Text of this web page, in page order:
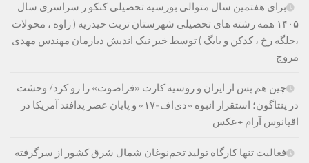
برای هفتمین سال متوالی بورسیه تحصیلی کنکو ر سراسری سال
۱۴۰۵ همه رشته های تحصیلی شهرستان تربت حیدریه ( زاوه ، محولات
،جلگه رخ ، کدکن و بایگ ) توسط خیر نیک اندیش دیارمان مهندس مهدی
مروج
چین هم پس از ایران و روسیه کارت «فراصوت» را رو کرد/ وحشت
در پنتاگون؛ استقرار انبوه «دی‌اف‑۱۷» و پایان عصر پدافند آمریکا در
اقیانوس آرام +عکس
فعالیت تنها کارگاه تولید تخم‌نوغان شمال شرق کشور از سرگرفته